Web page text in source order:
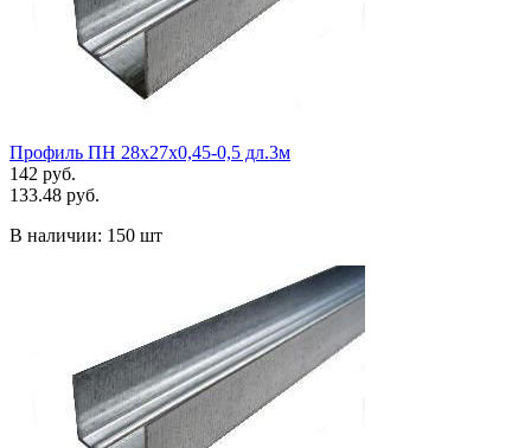
Профиль ПН 28х27х0,45-0,5 дл.3м
142 руб.
133.48 руб.
В наличии: 150 шт